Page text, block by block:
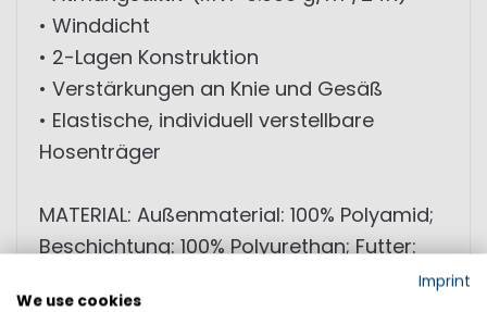
• Winddicht
• 2-Lagen Konstruktion
• Verstärkungen an Knie und Gesäß
• Elastische, individuell verstellbare
Hosenträger
MATERIAL: Außenmaterial: 100% Polyamid;
Beschichtung: 100% Polyurethan; Futter:
Imprint
We use cookies